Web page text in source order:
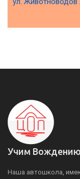
Учим
Наша автошкола,